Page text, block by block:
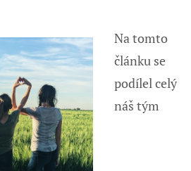
Na tomto
článku se
podílel celý
náš tým